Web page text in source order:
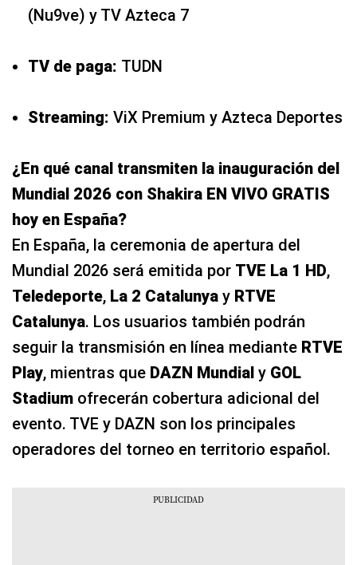
(Nu9ve) y TV Azteca 7
TV de paga: TUDN
Streaming: ViX Premium y Azteca Deportes
¿En qué canal transmiten la inauguración del
Mundial 2026 con Shakira EN VIVO GRATIS
hoy en España?
En España, la ceremonia de apertura del
Mundial 2026 será emitida por TVE La 1 HD,
Teledeporte, La 2 Catalunya y RTVE
Catalunya. Los usuarios también podrán
seguir la transmisión en línea mediante RTVE
Play, mientras que DAZN Mundial y GOL
Stadium ofrecerán cobertura adicional del
evento. TVE y DAZN son los principales
operadores del torneo en territorio español.